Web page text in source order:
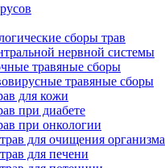
сборы трав
нервной системы
травяные сборы
травяные сборы
для кожи
при диабете
при онкологии
для очищения организма
для печени